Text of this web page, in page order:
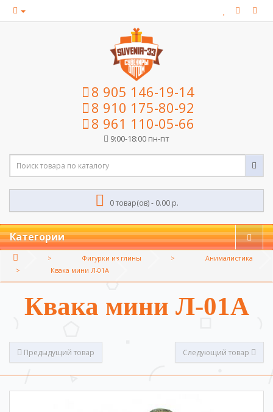
8 905 146-19-14
8 910 175-80-92
8 961 110-05-66
9:00-18:00 пн-пт
0 товар(ов) - 0.00 р.
Категории
Фигурки из глины
Анималистика
Квака мини Л-01А
Квака мини Л-01А
Предыдущий товар Следующий товар